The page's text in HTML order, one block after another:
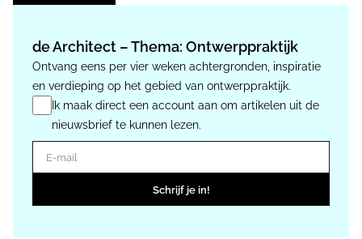
de Architect – Thema: Ontwerppraktijk
Ontvang eens per vier weken achtergronden, inspiratie
en verdieping op het gebied van ontwerppraktijk.
Ik maak direct een account aan om artikelen uit de
nieuwsbrief te kunnen lezen.
E-mail
Schrijf je in!